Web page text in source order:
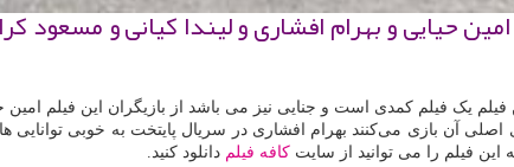
حیایی و بهرام افشاری و لیندا كیانی و مسعود
فیلم کمدی است و جنایی نیز می باشد از بازیگران این فیلم امین
آن بازی می‌کنند بهرام افشاری در سریال پایتخت به خوبی توانایی
فیلم را می توانید از سایت کافه فیلم دانلود کنید.